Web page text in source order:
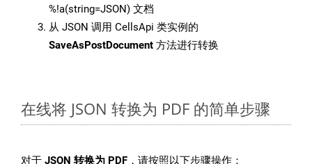
%!a(string=JSON) 文档
从 JSON 调用 CellsApi 类实例的
SaveAsPostDocument 方法进行转换
在线将 JSON 转换为 PDF 的简单步骤
对于 JSON 转换为 PDF ，请按照以下步骤操作：